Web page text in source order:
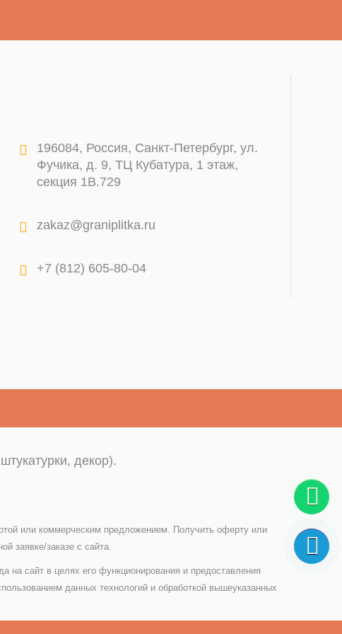
196084, Россия, Санкт-Петербург, ул.
Фучика, д. 9, ТЦ Кубатура, 1 этаж,
секция 1В.729
zakaz@graniplitka.ru
+7 (812) 605-80-04
декор).
или коммерческим предложением. Получить оферту или
заявке/заказе с сайта.
на сайт в целях его функционирования и предоставления
данных технологий и обработкой вышеуказанных